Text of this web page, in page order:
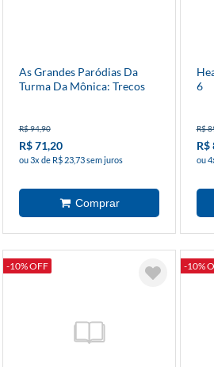
As Grandes Paródias Da
Turma Da Mônica: Trecos
R$ 94,90
R$ 71,20
ou 3x de R$ 23,73 sem juros
6
R$
R$
ou
-10% OFF -10%